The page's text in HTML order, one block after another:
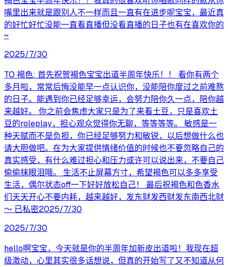
嘴里出来就是跟别人不一样而且一直有在进步呢宝宝，最近真
的好忙好忙没能一直看直播但没看直播的日子也有在喜欢你的
~
2025/7/30
TO 褐色: 首先祝贺褐色宝宝出道半周年快乐！！ 看你有两个
多月啦，常常后悔没能早一点认识你，没能陪你度过之前难熬
的日子。能遇到你已经足够幸运，会努力陪你久一点，陪你越
来越好。 你之前会焦虑大家只是为了来看土豆，只是喜欢土
豆的roleplay，担心观众觉得你无聊，等等等等。 敏感是一
种天赋而不是负担，你已经足够努力和敏锐，以后想做什么也
请大胆做吧。在为大家提供情绪价值的时候也不要忽略自己的
真实感受，有什么难过担心和压力或许可以说出来，不要自己
偷偷抹眼泪哦。 生活不止屏幕方寸，希望褐色可以多多享受
生活，偶尔状态off一下好好放松自己！ 最后祝褐色和色香水
们天天开心不要内耗，越来越好，发东财发西财发东南西北财
～ 已私密2025/7/30
2025/7/30
hello啊宝宝，今天就是你的半周年加新皮出道啦！我现在超
级激动，心里其实很多话想说，但真的开始写了又不知道从何